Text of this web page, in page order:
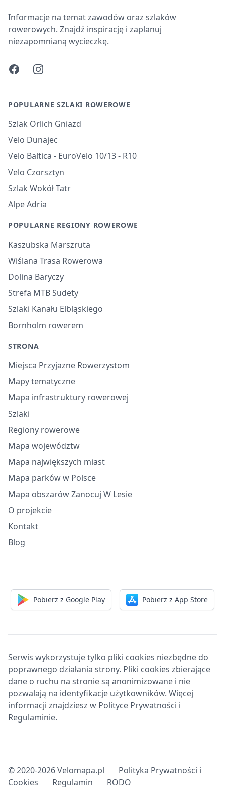
Informacje na temat zawodów oraz szlaków
rowerowych. Znajdź inspirację i zaplanuj
niezapomnianą wycieczkę.
FacebookInstagram
POPULARNE SZLAKI ROWEROWE
Szlak Orlich Gniazd
Velo Dunajec
Velo Baltica - EuroVelo 10/13 - R10
Velo Czorsztyn
Szlak Wokół Tatr
Alpe Adria
POPULARNE REGIONY ROWEROWE
Kaszubska Marszruta
Wiślana Trasa Rowerowa
Dolina Baryczy
Strefa MTB Sudety
Szlaki Kanału Elbląskiego
Bornholm rowerem
STRONA
Miejsca Przyjazne Rowerzystom
Mapy tematyczne
Mapa infrastruktury rowerowej
Szlaki
Regiony rowerowe
Mapa województw
Mapa największych miast
Mapa parków w Polsce
Mapa obszarów Zanocuj W Lesie
O projekcie
Kontakt
Blog
Pobierz z Google Play Pobierz z App Store
Serwis wykorzystuje tylko pliki cookies niezbędne do
poprawnego działania strony. Pliki cookies zbierające
dane o ruchu na stronie są anonimizowane i nie
pozwalają na identyfikacje użytkowników. Więcej
informacji znajdziesz w Polityce Prywatności i
Regulaminie.
© 2020-2026 Velomapa.pl
Polityka Prywatności i
Cookies
Regulamin RODO